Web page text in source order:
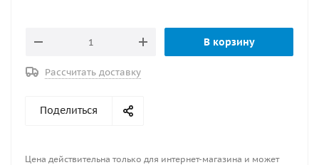
В корзину
Рассчитать доставку
Поделиться
Цена действительна только для интернет-магазина и может